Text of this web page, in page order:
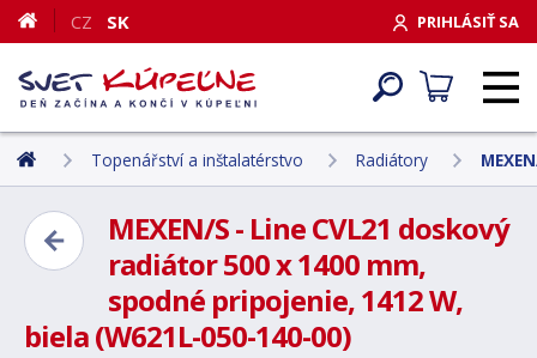
PRIHLÁSIŤ SA
CZ SK
Topenářství a inštalatérstvo Radiátory
MEXEN/S - Line CVL21 doskový
radiátor 500 x 1400 mm,
spodné pripojenie, 1412 W,
biela (W621L-050-140-00)